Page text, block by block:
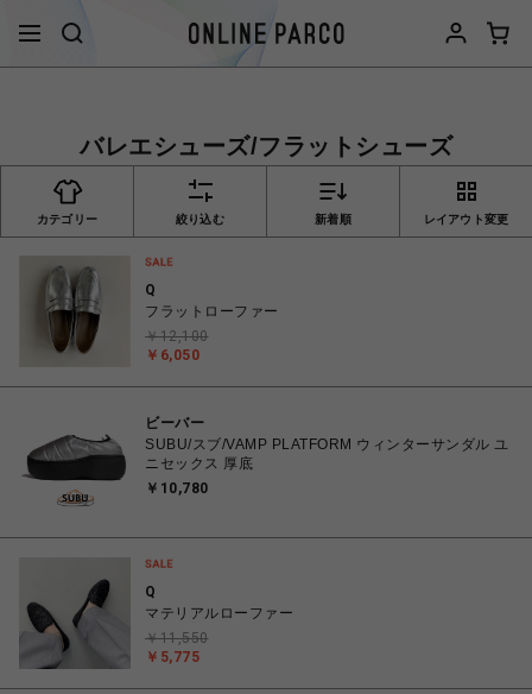
バレエシューズ/フラットシューズ
カテゴリー 絞り込む 新着順 レイアウト変更
Q
フラットローファー
￥6,050
￥12,100
ビーバー
SUBU/スブ/VAMP PLATFORM ウィンターサンダル ユ
ニセックス 厚底
￥10,780
Q
マテリアルローファー
￥5,775
￥11,550